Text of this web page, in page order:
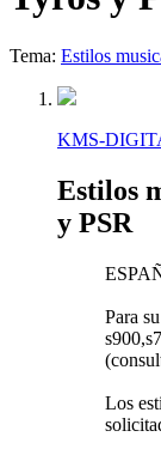
Tema: Estilos
KMS-
Estilos
y PSR
Para
Los